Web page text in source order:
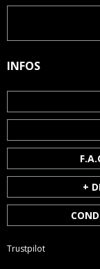
INFOS
+
Trustpilot